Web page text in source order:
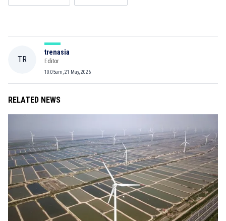
TR
trenasia
Editor
10:05am, 21 May, 2026
RELATED NEWS